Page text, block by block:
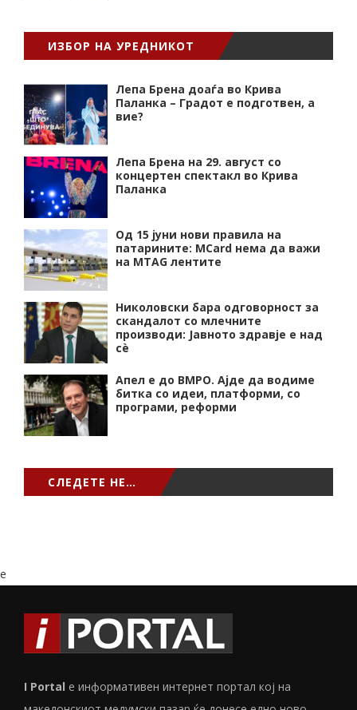
ИЗБОР НА УРЕДНИКОТ
Лепа Брена доаѓа во Крива
Паланка – Градот е подготвен, а
вие?
Лепа Брена на 29. август со
концертен спектакл во Крива
Паланка
Од 15 јуни нови правила на
патарините: MCard нема да важи
на MTAG лентите
Николовски бара одговорност за
скандалот со млечните
производи: Јавното здравје е над
сѐ
Апел е до ВМРО. Ајде да водиме
битка со идеи, платформи, со
програми, реформи
СЛЕДЕТЕ НЕ…
e
I Portal е информативен интернет портал кој на